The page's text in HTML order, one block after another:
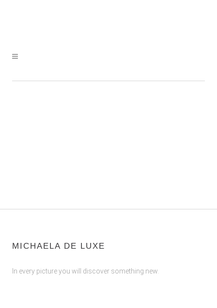
MICHAELA DE LUXE
In every picture you will discover something new.